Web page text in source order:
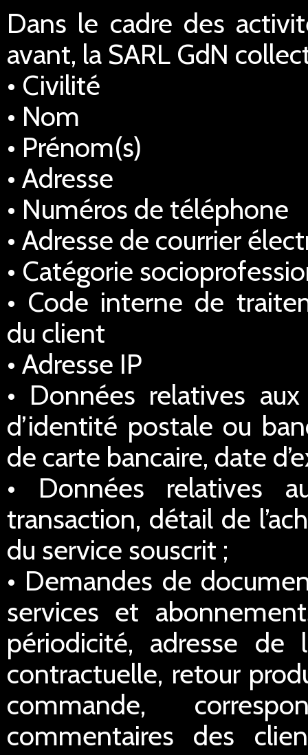
Dans le cadre des
avant, la SARL GdN
• Civilité
• Nom
• Prénom(s)
• Adresse
• Numéros de téléphone
• Adresse de courrier
• Catégorie
• Code interne de
du client
• Adresse IP
• Données relatives
d’identité postale ou
de carte bancaire, date
• Données relatives
transaction, détail de
du service souscrit ;
• Demandes de
services et
périodicité, adresse de
contractuelle, retour
commande,
commentaires des